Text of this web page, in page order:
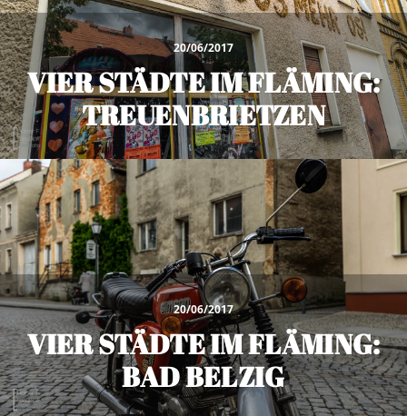
20/06/2017
VIER STÄDTE IM FLÄMING:
TREUENBRIETZEN
20/06/2017
VIER STÄDTE IM FLÄMING:
BAD BELZIG